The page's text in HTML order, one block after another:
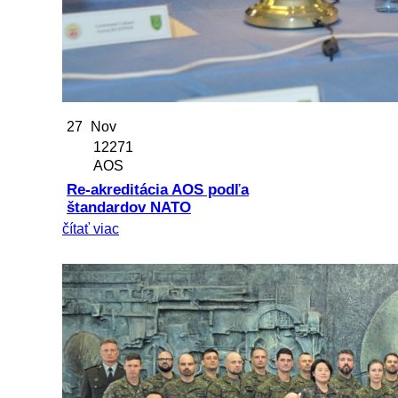
27
Nov
12271
AOS
Re-akreditácia AOS podľa
štandardov NATO
čítať viac